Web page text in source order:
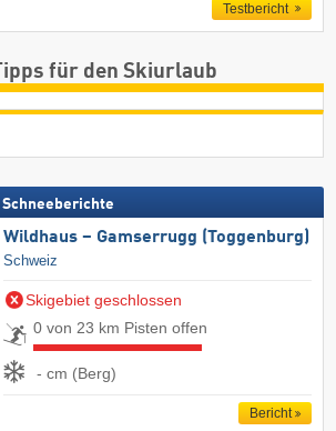
Testbericht
Tipps für den Skiurlaub
Schneeberichte
Wildhaus – Gamserrugg (Toggenburg)
Schweiz
Skigebiet geschlossen
0 von 23 km Pisten offen
- cm (Berg)
Bericht